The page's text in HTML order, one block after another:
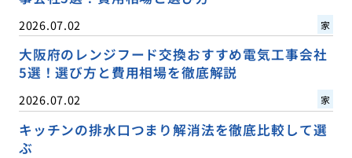
2026.07.02 家
大阪府のレンジフード交換おすすめ電気工事会社
5選！選び方と費用相場を徹底解説
2026.07.02 家
キッチンの排水口つまり解消法を徹底比較して選
ぶ